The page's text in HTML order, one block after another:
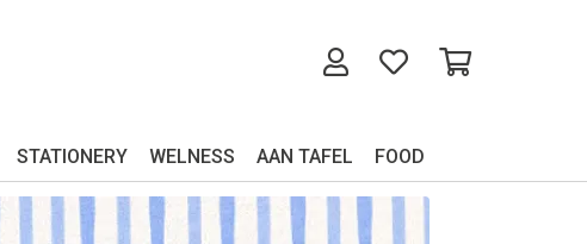
STATIONERY WELNESS AAN TAFEL FOOD